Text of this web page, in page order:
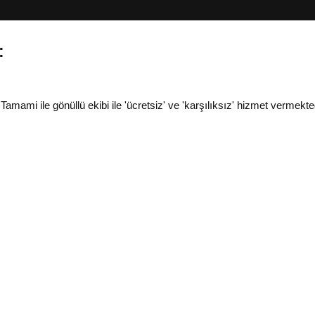
ile gönüllü ekibi ile 'ücretsiz' ve 'karşılıksız' hizmet